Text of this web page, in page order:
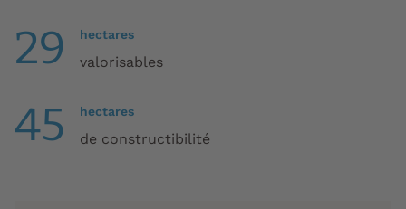
29 hectares
valorisables
45 hectares
de constructibilité